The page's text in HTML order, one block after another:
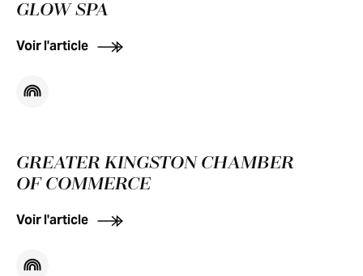
GLOW SPA
Voir l'article
GREATER KINGSTON CHAMBER
OF COMMERCE
Voir l'article